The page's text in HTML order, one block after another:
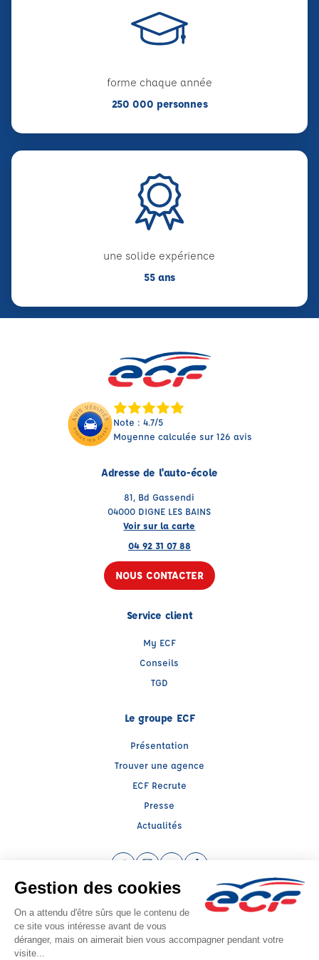
forme chaque année
250 000 personnes
une solide expérience
55 ans
Note : 4.7/5
Moyenne calculée sur 126 avis
Adresse de l'auto-école
81, Bd Gassendi
04000 DIGNE LES BAINS
Voir sur la carte
04 92 31 07 88
NOUS CONTACTER
Service client
My ECF
Conseils
TGD
Le groupe ECF
Présentation
Trouver une agence
ECF Recrute
Presse
Actualités
Facebook (nouvelle fenêtre)
Instagram (nouvelle fenêtre)
YouTube (nouvelle fenêtre)
TikTok (nouvelle fenêtre)
Raison sociale : SUD PREVENTION SECURITE GRAND PUBLIC - Capital social:
20000€
SIREN: 814514188 - Numéro de TVA intracommunautaire: FR 57 384314597
Agrément n°E2300400020